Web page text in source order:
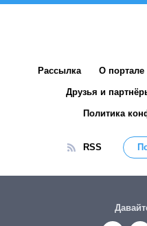
Рассылка О портале
Друзья и
Политика
RSS